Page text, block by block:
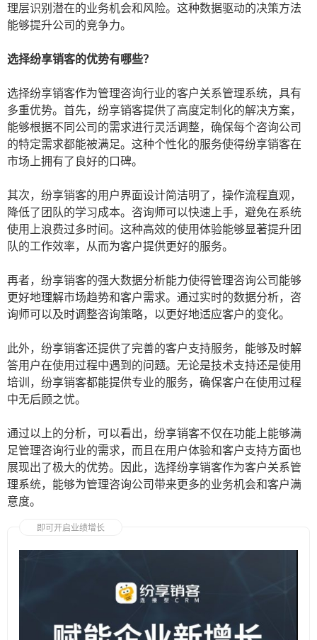
理层识别潜在的业务机会和风险。这种数据驱动的决策方法
能够提升公司的竞争力。
选择纷享销客的优势有哪些？
选择纷享销客作为管理咨询行业的客户关系管理系统，具有
多重优势。首先，纷享销客提供了高度定制化的解决方案，
能够根据不同公司的需求进行灵活调整，确保每个咨询公司
的特定需求都能被满足。这种个性化的服务使得纷享销客在
市场上拥有了良好的口碑。
其次，纷享销客的用户界面设计简洁明了，操作流程直观，
降低了团队的学习成本。咨询师可以快速上手，避免在系统
使用上浪费过多时间。这种高效的使用体验能够显著提升团
队的工作效率，从而为客户提供更好的服务。
再者，纷享销客的强大数据分析能力使得管理咨询公司能够
更好地理解市场趋势和客户需求。通过实时的数据分析，咨
询师可以及时调整咨询策略，以更好地适应客户的变化。
此外，纷享销客还提供了完善的客户支持服务，能够及时解
答用户在使用过程中遇到的问题。无论是技术支持还是使用
培训，纷享销客都能提供专业的服务，确保客户在使用过程
中无后顾之忧。
通过以上的分析，可以看出，纷享销客不仅在功能上能够满
足管理咨询行业的需求，而且在用户体验和客户支持方面也
展现出了极大的优势。因此，选择纷享销客作为客户关系管
理系统，能够为管理咨询公司带来更多的业务机会和客户满
意度。
即可开启业绩增长